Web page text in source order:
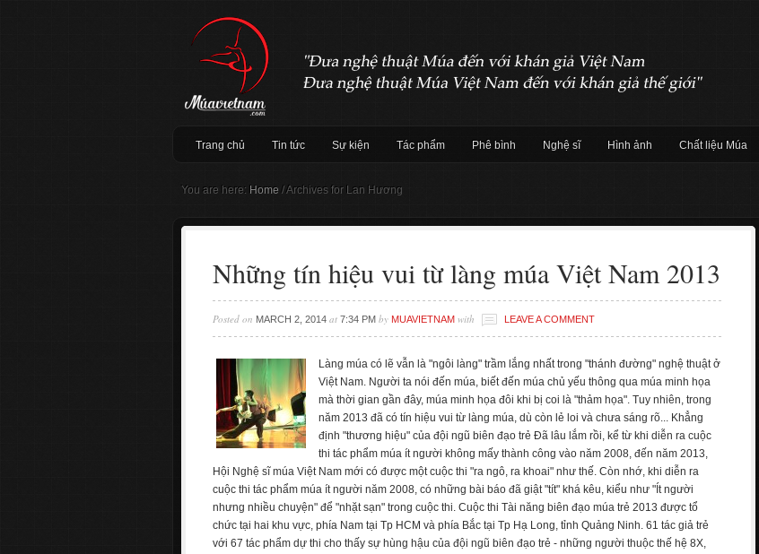
Trang chủ Tin tức Sự kiện Tác phẩm Phê bình Nghệ sĩ Hình ảnh Chất liệu Múa
You are here: Home /Archives for Lan Hương
Những tín hiệu vui từ làng múa Việt Nam 2013
Posted on MARCH 2, 2014 at 7:34 PM by MUAVIETNAM with LEAVE A COMMENT
Làng múa có lẽ vẫn là "ngôi làng" trầm lắng nhất trong "thánh đường" nghệ thuật ở
Việt Nam. Người ta nói đến múa, biết đến múa chủ yếu thông qua múa minh họa
mà thời gian gần đây, múa minh họa đôi khi bị coi là "thảm họa". Tuy nhiên, trong
năm 2013 đã có tín hiệu vui từ làng múa, dù còn lẻ loi và chưa sáng rõ... Khẳng
định "thương hiệu" của đội ngũ biên đạo trẻ Đã lâu lắm rồi, kể từ khi diễn ra cuộc
thi tác phẩm múa ít người không mấy thành công vào năm 2008, đến năm 2013,
Hội Nghệ sĩ múa Việt Nam mới có được một cuộc thi "ra ngô, ra khoai" như thế. Còn nhớ, khi diễn ra
cuộc thi tác phẩm múa ít người năm 2008, có những bài báo đã giật "tít" khá kêu, kiểu như "Ít người
nhưng nhiều chuyện" để "nhặt sạn" trong cuộc thi. Cuộc thi Tài năng biên đạo múa trẻ 2013 được tổ
chức tại hai khu vực, phía Nam tại Tp HCM và phía Bắc tại Tp Hạ Long, tỉnh Quảng Ninh. 61 tác giả trẻ
với 67 tác phẩm dự thi cho thấy sự hùng hậu của đội ngũ biên đạo trẻ - những người thuộc thế hệ 8X,